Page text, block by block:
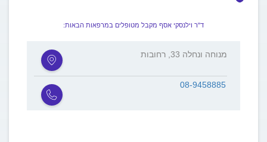
ד"ר וילנסקי אסף מקבל מטופלים במרפאות הבאות:
מנוחה ונחלה 33, רחובות
08-9458885